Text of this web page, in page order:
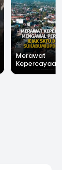
Merawat
Kepercayaan,
Mengawal
Perubahan: